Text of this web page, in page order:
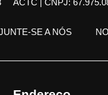
SE A NÓS